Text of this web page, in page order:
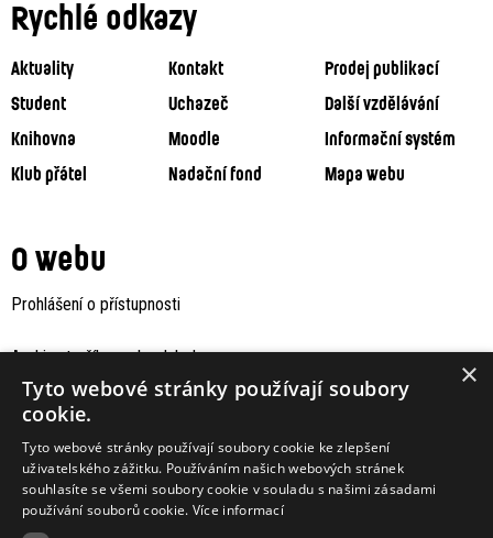
Rychlé odkazy
Aktuality Kontakt
Prodej publikací
Student
Uchazeč
Další vzdělávání
Knihovna
Moodle
Informační systém
Klub přátel
Nadační fond Mapa webu
O webu
Prohlášení o přístupnosti
Archiv staršího webu Jaboku ×
Tyto webové stránky používají soubory
cookie.
Tyto webové stránky používají soubory cookie ke zlepšení
uživatelského zážitku. Používáním našich webových stránek
souhlasíte se všemi soubory cookie v souladu s našimi zásadami
používání souborů cookie. Více informací